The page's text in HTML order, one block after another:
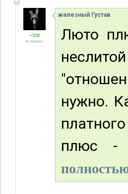
+328
В отпуске
железный Густав
Люто
нужно.
плюс -